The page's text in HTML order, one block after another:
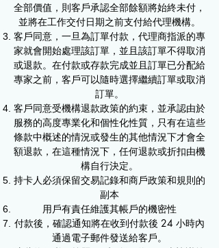
全部價值，則客戶承認全部餘額將始終未付，
並將在工作交付日期之前支付給代理機構。
客戶同意，一旦為訂單付款，代理商指派的專
家就會開始處理該訂單，並且該訂單不得取消
或退款。在付款或存款完成並且訂單已分配給
專家之前，客戶可以隨時選擇繼續訂單或取消
訂單。
客戶同意受機構退款政策的約束，並承認由於
服務的高度專業化和個性化性質，只有在這些
條款中概述的情況或發生的其他情況下才會全
額退款，在這種情況下，任何退款或折扣由機
構自行決定。
持卡人必須保留交易記錄和商戶政策和規則的
副本
用戶有責任維護其帳戶的機密性
付款後，確認通知將在收到付款後 24 小時內
通過電子郵件發送給客戶。